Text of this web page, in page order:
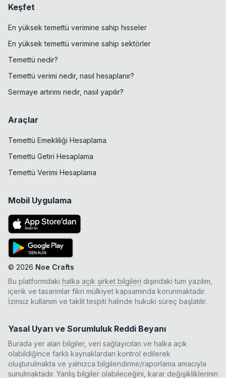
Keşfet
En yüksek temettü verimine sahip hisseler
En yüksek temettü verimine sahip sektörler
Temettü nedir?
Temettü verimi nedir, nasıl hesaplanır?
Sermaye artırımı nedir, nasıl yapılır?
Araçlar
Temettü Emekliliği Hesaplama
Temettü Getiri Hesaplama
Temettü Verimi Hesaplama
Mobil Uygulama
© 2026 Noe Crafts
Bu platformdaki halka açık şirket bilgileri dışındaki tüm yazılım,
içerik ve tasarımlar fikri mülkiyet kapsamında korunmaktadır.
İzinsiz kullanım ve taklit tespiti halinde hukuki süreç başlatılır.
Yasal Uyarı ve Sorumluluk Reddi Beyanı
Burada yer alan bilgiler, veri sağlayıcıları ve halka açık
olabildiğince farklı kaynaklardan kontrol edilerek
oluşturulmakta ve yalnızca bilgilendirme/raporlama amacıyla
sunulmaktadır. Yanlış bilgiler olabileceğini, karar değişikliklerinin